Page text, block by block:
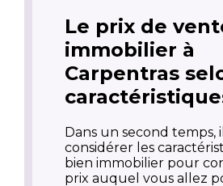
Le prix de
immobilier à
Carpentras
Dans un second temps,
considérer les
bien immobilier pour
prix auquel vous allez